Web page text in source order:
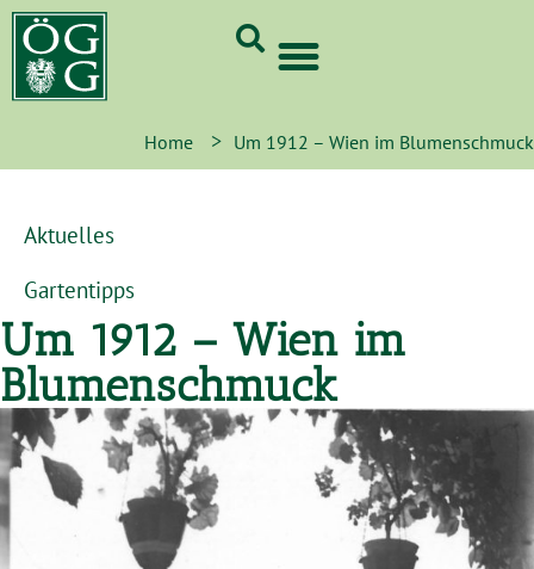
Home > Um 1912 – Wien im Blumenschmuck
Aktuelles
Gartentipps
Um 1912 – Wien im
Blumenschmuck